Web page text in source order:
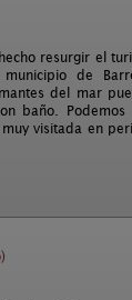
resurgir el
de
del mar
baño.
visitada en